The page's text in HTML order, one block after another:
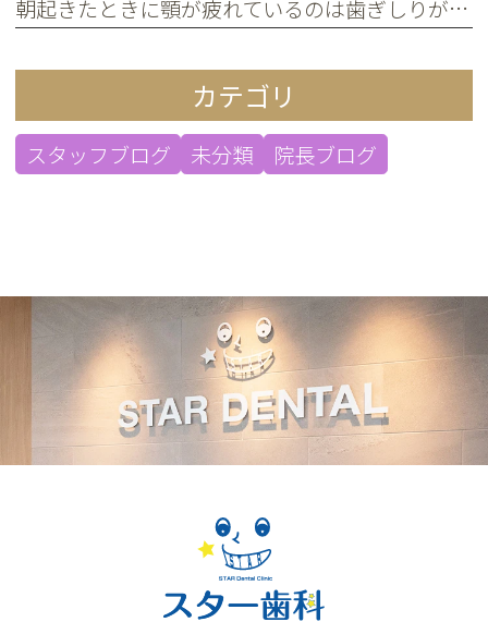
朝起きたときに顎が疲れているのは歯ぎしりが原因？
カテゴリ
スタッフブログ 未分類 院長ブログ